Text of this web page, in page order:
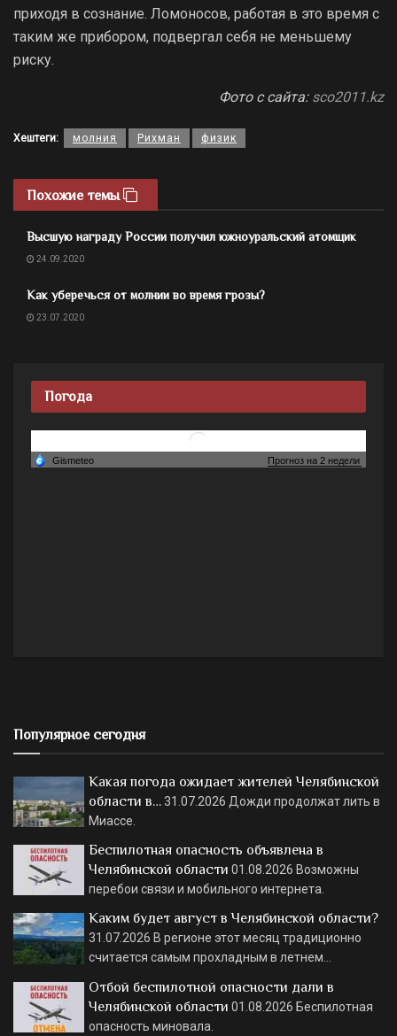
приходя в сознание. Ломоносов, работая в это время с
таким же прибором, подвергал себя не меньшему
риску.
Фото с сайта: sco2011.kz
Хештеги: молния Рихман физик
Похожие темы
Высшую награду России получил южноуральский атомщик
24.09.2020
Как уберечься от молнии во время грозы?
23.07.2020
Погода
Популярное сегодня
Какая погода ожидает жителей Челябинской
области в…31.07.2026 Дожди продолжат лить в
Миассе.
Беспилотная опасность объявлена в
Челябинской области 01.08.2026 Возможны
перебои связи и мобильного интернета.
Каким будет август в Челябинской области?
31.07.2026 В регионе этот месяц традиционно
считается самым прохладным в летнем…
Отбой беспилотной опасности дали в
Челябинской области 01.08.2026 Беспилотная
опасность миновала.